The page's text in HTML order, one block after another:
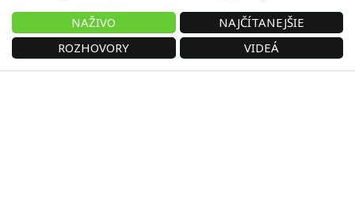
NAŽIVO
NAJČÍTANEJŠIE
ROZHOVORY
VIDEÁ